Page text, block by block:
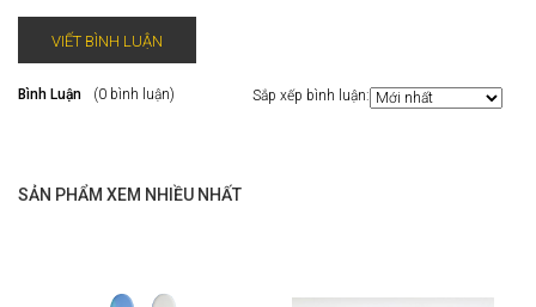
VIẾT BÌNH LUẬN
Bình Luận (0 bình luận) Sắp xếp bình luận:
SẢN PHẨM XEM NHIỀU NHẤT